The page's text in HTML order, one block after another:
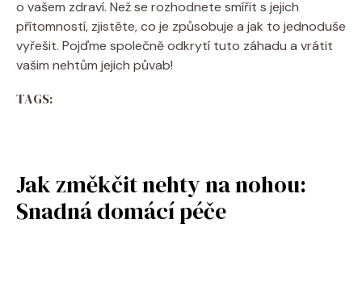
o vašem zdraví. Než se rozhodnete smířit s jejich
přítomností, zjistěte, co je způsobuje a jak to jednoduše
vyřešit. Pojďme společně odkrytí tuto záhadu a vrátit
vašim nehtům jejich půvab!
TAGS:
Jak změkčit nehty na nohou:
Snadná domácí péče